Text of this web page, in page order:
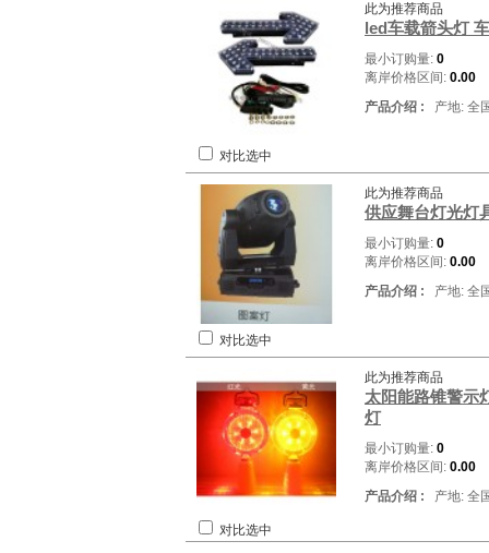
此为推荐商品
led车载箭头灯
最小订购量: 0
离岸价格区间: 0.00
产品介绍 : 产地: 全
对比选中
此为推荐商品
供应舞台灯光灯
最小订购量: 0
离岸价格区间: 0.00
产品介绍 : 产地: 全
对比选中
此为推荐商品
太阳能路锥警示
灯
最小订购量: 0
离岸价格区间: 0.00
产品介绍 : 产地: 全
对比选中